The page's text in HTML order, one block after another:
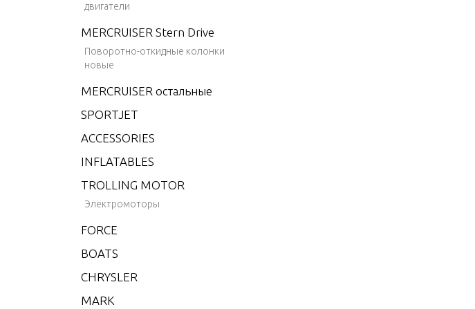
двигатели
MERCRUISER Stern Drive
Поворотно-откидные колонки
новые
MERCRUISER остальные
SPORTJET
ACCESSORIES
INFLATABLES
TROLLING MOTOR
Электромоторы
FORCE
BOATS
CHRYSLER
MARK